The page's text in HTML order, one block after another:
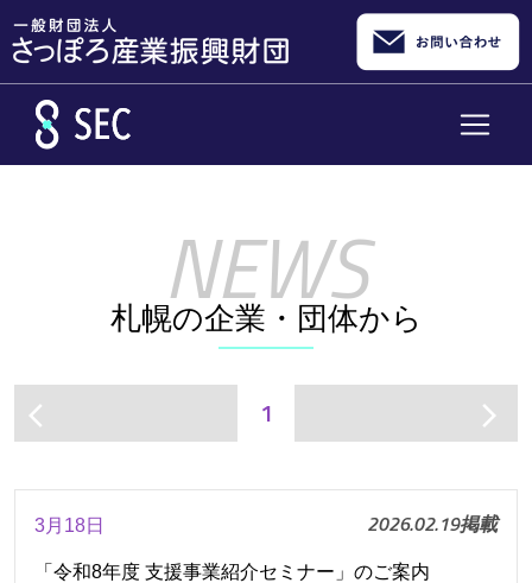
札幌の企業・団体から
arrow_back_ios 1 arrow_forward_ios
3月18日 2026.02.19掲載
「令和8年度 支援事業紹介セミナー」のご案内